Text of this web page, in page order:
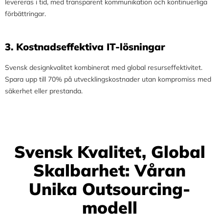
förbättringar.
3.⁠ ⁠Kostnadseffektiva IT-lösningar
Svensk designkvalitet kombinerat med global resurseffektivitet.
Spara upp till 70% på utvecklingskostnader utan kompromiss med
säkerhet eller prestanda.
Svensk Kvalitet, Global
Skalbarhet: Våran
Unika Outsourcing-
modell